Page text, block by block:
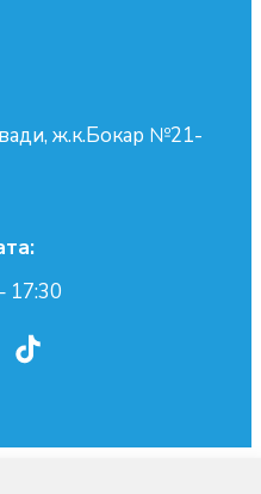
ж.к.Бокар №21-
17:30